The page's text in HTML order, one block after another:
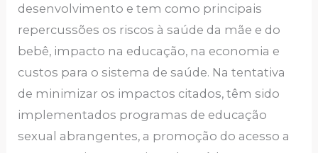
desenvolvimento e tem como principais
repercussões os riscos à saúde da mãe e do
bebê, impacto na educação, na economia e
custos para o sistema de saúde. Na tentativa
de minimizar os impactos citados, têm sido
implementados programas de educação
sexual abrangentes, a promoção do acesso a